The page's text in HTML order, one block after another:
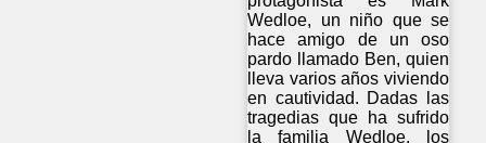
Wedloe, un niño que se
hace amigo de un oso
pardo llamado Ben, quien
lleva varios años viviendo
en cautividad. Dadas las
tragedias que ha sufrido
la familia Wedloe, los